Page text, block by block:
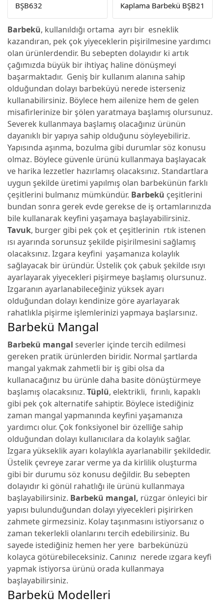
BŞB632 Kaplama Barbekü BŞB21
Barbekü, kullanıldığı ortama ayrı bir esneklik
kazandıran, pek çok yiyeceklerin pişirilmesine yardımcı
olan ürünlerdendir. Bu sebepten dolayıdır ki artık
çağımızda büyük bir ihtiyaç haline dönüşmeyi
başarmaktadır. Geniş bir kullanım alanına sahip
olduğundan dolayı barbeküyü nerede isterseniz
kullanabilirsiniz. Böylece hem ailenize hem de gelen
misafirlerinize bir şölen yaratmaya başlamış olursunuz.
Severek kullanmaya başlamış olacağınız ürünün
dayanıklı bir yapıya sahip olduğunu söyleyebiliriz.
Yapısında aşınma, bozulma gibi durumlar söz konusu
olmaz. Böylece güvenle ürünü kullanmaya başlayacak
ve harika lezzetler hazırlamış olacaksınız. Standartlara
uygun şekilde üretimi yapılmış olan barbekünün farklı
çeşitlerini bulmanız mümkündür. Barbekü çeşitlerini
bundan sonra gerek evde gerekse de iş ortamlarınızda
bile kullanarak keyfini yaşamaya başlayabilirsiniz.
Tavuk, burger gibi pek çok et çeşitlerinin rtık istenen
ısı ayarında sorunsuz şekilde pişirilmesini sağlamış
olacaksınız. Izgara keyfini yaşamanıza kolaylık
sağlayacak bir üründür. Üstelik çok çabuk şekilde ısıyı
ayarlayarak yiyecekleri pişirmeye başlamış olursunuz.
Izgaranın ayarlanabileceğiniz yüksek ayarı
olduğundan dolayı kendinize göre ayarlayarak
rahatlıkla pişirme işlemlerinizi yapmaya başlarsınız.
Barbekü Mangal
Barbekü mangal severler içinde tercih edilmesi
gereken pratik ürünlerden biridir. Normal şartlarda
mangal yakmak zahmetli bir iş gibi olsa da
kullanacağınız bu ürünle daha basite dönüştürmeye
başlamış olacaksınız. Tüplü, elektrikli, fırınlı, kapaklı
gibi pek çok alternatife sahiptir. Böylece istediğiniz
zaman mangal yapmanında keyfini yaşamanıza
yardımcı olur. Çok fonksiyonel bir özelliğe sahip
olduğundan dolayı kullanıcılara da kolaylık sağlar.
Izgara yükseklik ayarı kolaylıkla ayarlanabilir şekildedir.
Üstelik çevreye zarar verme ya da kirlilik oluşturma
gibi bir durumu söz konusu değildir. Bu sebepten
dolayıdır ki gönül rahatlığı ile ürünü kullanmaya
başlayabilirsiniz. Barbekü mangal, rüzgar önleyici bir
yapısı bulunduğundan dolayı yiyecekleri pişirirken
zahmete girmezsiniz. Kolay taşınmasını istiyorsanız o
zaman tekerlekli olanlarını tercih edebilirsiniz. Bu
sayede istediğiniz hemen her yere barbekünüzü
kolayca götürebileceksiniz. Canınız nerede ızgara keyfi
yapmak istiyorsa ürünü orada kullanmaya
başlayabilirsiniz.
Barbekü Modelleri